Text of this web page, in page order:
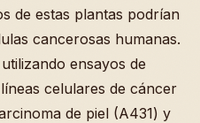
de estas plantas podrían
cancerosas humanas.
ensayos de
celulares de cáncer
de piel (A431) y